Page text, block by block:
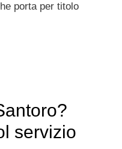
porta per titolo
servizio